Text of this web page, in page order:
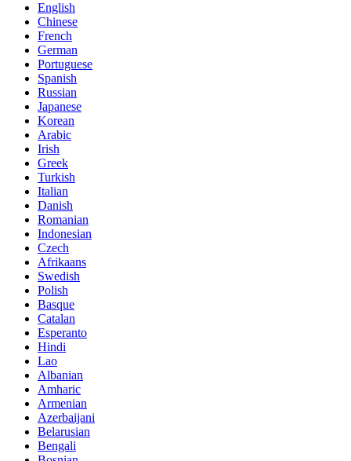
English
Chinese
French
German
Portuguese
Spanish
Russian
Japanese
Korean
Arabic
Irish
Greek
Turkish
Italian
Danish
Romanian
Indonesian
Czech
Afrikaans
Swedish
Polish
Basque
Catalan
Esperanto
Hindi
Lao
Albanian
Amharic
Armenian
Azerbaijani
Belarusian
Bengali